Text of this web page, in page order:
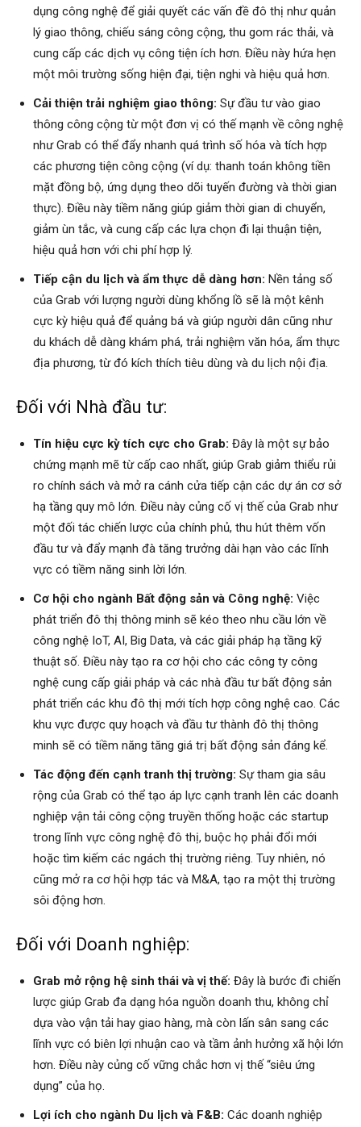
dụng công nghệ để giải quyết các vấn đề đô thị như quản
lý giao thông, chiếu sáng công cộng, thu gom rác thải, và
cung cấp các dịch vụ công tiện ích hơn. Điều này hứa hẹn
một môi trường sống hiện đại, tiện nghi và hiệu quả hơn.
Cải thiện trải nghiệm giao thông: Sự đầu tư vào giao
thông công cộng từ một đơn vị có thế mạnh về công nghệ
như Grab có thể đẩy nhanh quá trình số hóa và tích hợp
các phương tiện công cộng (ví dụ: thanh toán không tiền
mặt đồng bộ, ứng dụng theo dõi tuyến đường và thời gian
thực). Điều này tiềm năng giúp giảm thời gian di chuyển,
giảm ùn tắc, và cung cấp các lựa chọn đi lại thuận tiện,
hiệu quả hơn với chi phí hợp lý.
Tiếp cận du lịch và ẩm thực dễ dàng hơn: Nền tảng số
của Grab với lượng người dùng khổng lồ sẽ là một kênh
cực kỳ hiệu quả để quảng bá và giúp người dân cũng như
du khách dễ dàng khám phá, trải nghiệm văn hóa, ẩm thực
địa phương, từ đó kích thích tiêu dùng và du lịch nội địa.
Đối với Nhà đầu tư:
Tín hiệu cực kỳ tích cực cho Grab: Đây là một sự bảo
chứng mạnh mẽ từ cấp cao nhất, giúp Grab giảm thiểu rủi
ro chính sách và mở ra cánh cửa tiếp cận các dự án cơ sở
hạ tầng quy mô lớn. Điều này củng cố vị thế của Grab như
một đối tác chiến lược của chính phủ, thu hút thêm vốn
đầu tư và đẩy mạnh đà tăng trưởng dài hạn vào các lĩnh
vực có tiềm năng sinh lời lớn.
Cơ hội cho ngành Bất động sản và Công nghệ: Việc
phát triển đô thị thông minh sẽ kéo theo nhu cầu lớn về
công nghệ IoT, AI, Big Data, và các giải pháp hạ tầng kỹ
thuật số. Điều này tạo ra cơ hội cho các công ty công
nghệ cung cấp giải pháp và các nhà đầu tư bất động sản
phát triển các khu đô thị mới tích hợp công nghệ cao. Các
khu vực được quy hoạch và đầu tư thành đô thị thông
minh sẽ có tiềm năng tăng giá trị bất động sản đáng kể.
Tác động đến cạnh tranh thị trường: Sự tham gia sâu
rộng của Grab có thể tạo áp lực cạnh tranh lên các doanh
nghiệp vận tải công cộng truyền thống hoặc các startup
trong lĩnh vực công nghệ đô thị, buộc họ phải đổi mới
hoặc tìm kiếm các ngách thị trường riêng. Tuy nhiên, nó
cũng mở ra cơ hội hợp tác và M&A, tạo ra một thị trường
sôi động hơn.
Đối với Doanh nghiệp:
Grab mở rộng hệ sinh thái và vị thế: Đây là bước đi chiến
lược giúp Grab đa dạng hóa nguồn doanh thu, không chỉ
dựa vào vận tải hay giao hàng, mà còn lấn sân sang các
lĩnh vực có biên lợi nhuận cao và tầm ảnh hưởng xã hội lớn
hơn. Điều này củng cố vững chắc hơn vị thế “siêu ứng
dụng” của họ.
Lợi ích cho ngành Du lịch và F&B: Các doanh nghiệp